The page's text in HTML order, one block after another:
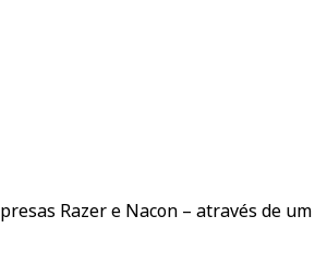
Razer e Nacon – através de